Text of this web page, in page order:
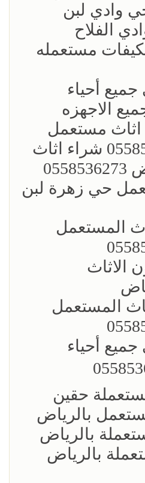
وادي لبن
الفلاح
مستعمله
أحياء
الاجهزه
اثاث مستعمل
بالرياض 0558536273 شراء اثاث
مستعمل بالرياض 0558536273
حي زهرة لبن
المستعمل
الاثاث
المستعمل
أحياء
حقين
بالرياض
بالرياض
بالرياض